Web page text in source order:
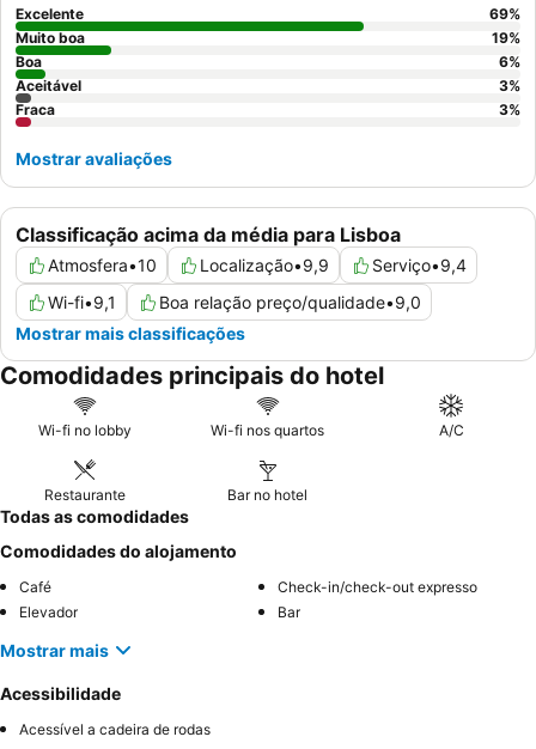
principais para minimizar o ruído interno.
Classificação acima da média para Lisboa
Atmosfera•10 Localização•9,9 Serviço•9,4
Wi-fi•9,1 Boa relação preço/qualidade•9,0
Mostrar mais classificações
Excelente 69%
Muito boa
19%
Boa
6%
Aceitável
3%
Fraca
3%
Mostrar avaliações
Comodidades principais do hotel
Wi-fi no lobby Wi-fi nos quartos A/C
Restaurante Bar no hotel
Todas as comodidades
Comodidades do alojamento
Café
Check-in/check-out expresso
Elevador
Bar
Mostrar mais
Acessibilidade
Acessível a cadeira de rodas